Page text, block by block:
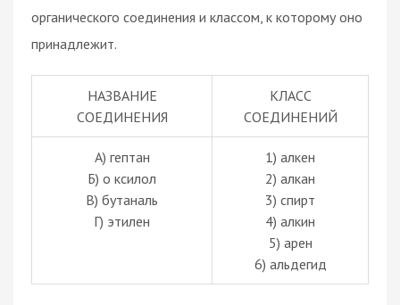
органического соединения и классом, к которому оно
принадлежит.
НАЗВАНИЕ
СОЕДИНЕНИЯ
КЛАСС
СОЕДИНЕНИЙ
А) гептан
Б) о ксилол
В) бутаналь
Г) этилен
1) алкен
2) алкан
3) спирт
4) алкин
5) арен
6) альдегид